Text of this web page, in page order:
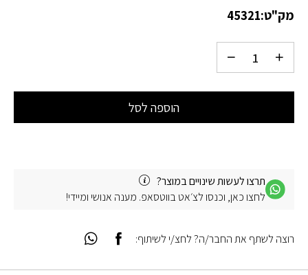
מק"ט:45321
הוספה לסל
תרצו לעשות שינויים במוצר?
לחצו כאן, וכנסו לצ׳אט בווטסאפ. מענה אנושי ומיידי!
רוצה לשתף את החבר/ה? לחצ/י לשיתוף: